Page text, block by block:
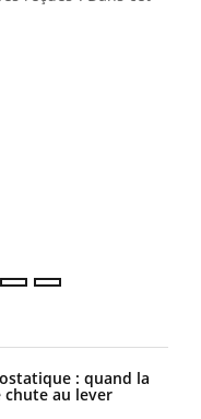
: quand la
au lever